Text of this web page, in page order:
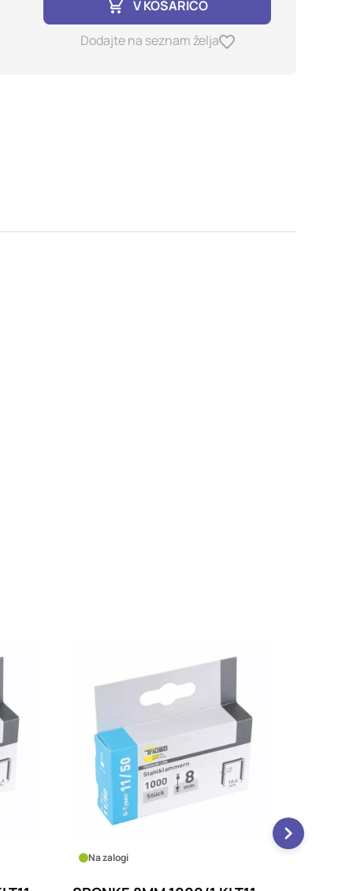
V KOŠARICO
Dodajte na seznam želja
Na zalogi
mesto.
uporabljajo za
na drugih spletnih